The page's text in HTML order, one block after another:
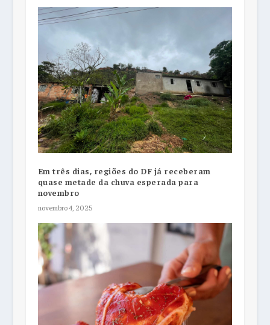
Em três dias, regiões do DF já receberam
quase metade da chuva esperada para
novembro
novembro 4, 2025